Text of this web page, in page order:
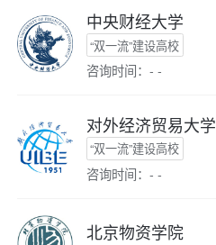
中央财经大学
“双一流”建设高校
咨询时间：- -
对外经济贸易大学
“双一流”建设高校
咨询时间：- -
北京物资学院